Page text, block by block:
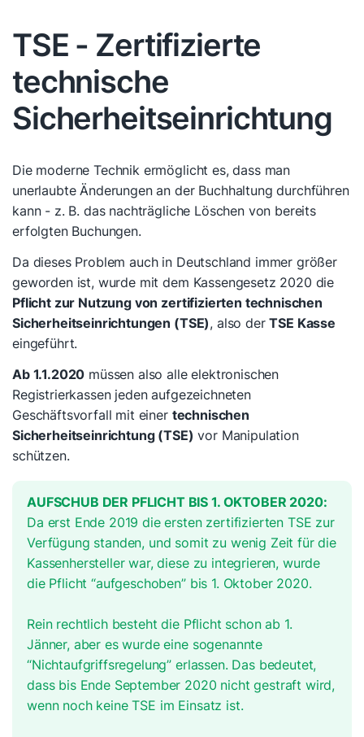
TSE - Zertifizierte
technische
Sicherheitseinrichtung
Die moderne Technik ermöglicht es, dass man
unerlaubte Änderungen an der Buchhaltung durchführen
kann - z. B. das nachträgliche Löschen von bereits
erfolgten Buchungen.
Da dieses Problem auch in Deutschland immer größer
geworden ist, wurde mit dem Kassengesetz 2020 die
Pflicht zur Nutzung von zertifizierten technischen
Sicherheitseinrichtungen (TSE), also derTSE Kasse
eingeführt.
Ab 1.1.2020 müssen also alle elektronischen
Registrierkassen jeden aufgezeichneten
Geschäftsvorfall mit einer technischen
Sicherheitseinrichtung (TSE) vor Manipulation
schützen.
AUFSCHUB DER PFLICHT BIS 1. OKTOBER 2020:
Da erst Ende 2019 die ersten zertifizierten TSE zur
Verfügung standen, und somit zu wenig Zeit für die
Kassenhersteller war, diese zu integrieren, wurde
die Pflicht “aufgeschoben” bis 1. Oktober 2020.
Rein rechtlich besteht die Pflicht schon ab 1.
Jänner, aber es wurde eine sogenannte
“Nichtaufgriffsregelung” erlassen. Das bedeutet,
dass bis Ende September 2020 nicht gestraft wird,
wenn noch keine TSE im Einsatz ist.